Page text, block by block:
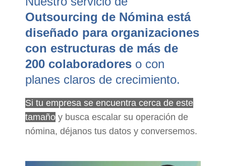
Outsourcing de Nómina está
diseñado para organizaciones
con estructuras de más de
200 colaboradores o con
planes claros de crecimiento.
Si tu empresa se encuentra cerca de este
tamaño y busca escalar su operación de
nómina, déjanos tus datos y conversemos.